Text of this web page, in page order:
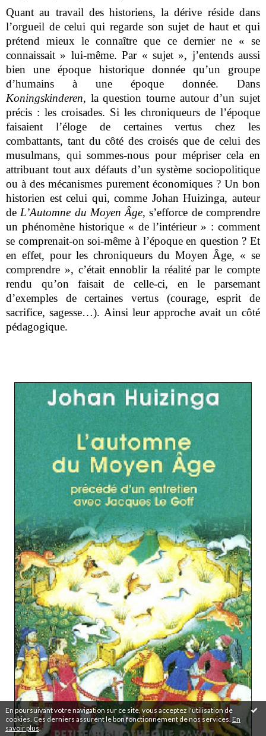
En poursuivant votre navigation sur ce site, vous acceptez l'utilisation de
cookies. Ces derniers assurent le bon fonctionnement de nos services. En
savoir plus.
Quant au travail des historiens, la dérive réside dans
l’orgueil de celui qui regarde son sujet de haut et qui
prétend mieux le connaître que ce dernier ne « se
connaissait » lui-même. Par « sujet », j’entends aussi
bien une époque historique donnée qu’un groupe
d’humains à une époque donnée. Dans
Koningskinderen, la question tourne autour d’un sujet
précis : les croisades. Si les chroniqueurs de l’époque
faisaient l’éloge de certaines vertus chez les
combattants, tant du côté des croisés que de celui des
musulmans, qui sommes-nous pour mépriser cela en
attribuant tout aux défauts d’un système sociopolitique
ou à des mécanismes purement économiques ? Un bon
historien est celui qui, comme Johan Huizinga, auteur
de L’Automne du Moyen Âge, s’efforce de comprendre
un phénomène historique « de l’intérieur » : comment
se comprenait-on soi-même à l’époque en question ? Et
en effet, pour les chroniqueurs du Moyen Âge, « se
comprendre », c’était ennoblir la réalité par le compte
rendu qu’on faisait de celle-ci, en le parsemant
d’exemples de certaines vertus (courage, esprit de
sacrifice, sagesse…). Ainsi leur approche avait un côté
pédagogique.